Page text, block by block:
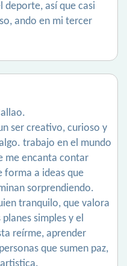
deporte, así que casi
ando en mi tercer
ser creativo, curioso y
trabajo en el mundo
me encanta contar
forma a ideas que
sorprendiendo.
tranquilo, que valora
simples y el
reírme, aprender
que sumen paz,